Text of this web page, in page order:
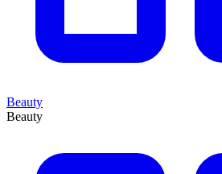
Beauty
Beauty